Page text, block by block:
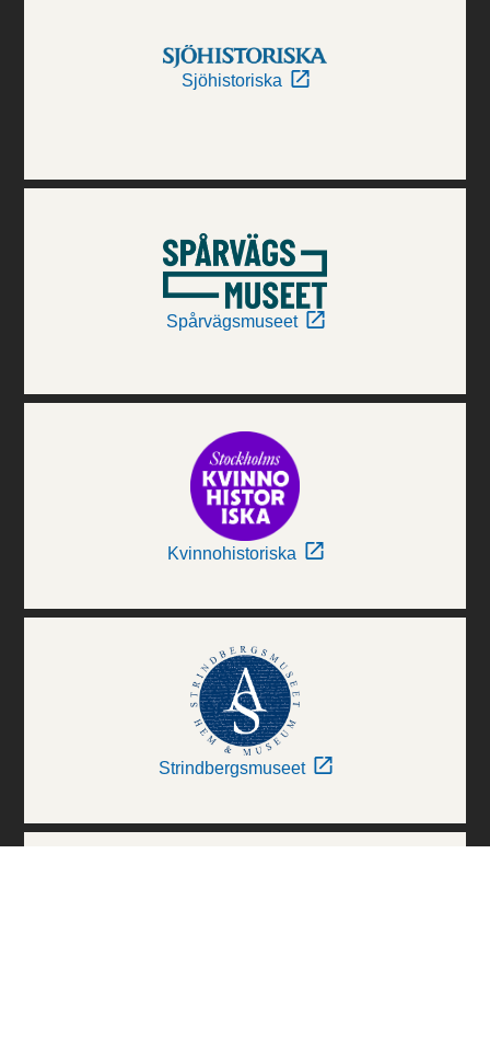
Sjöhistoriska
Spårvägsmuseet
Kvinnohistoriska
Strindbergsmuseet